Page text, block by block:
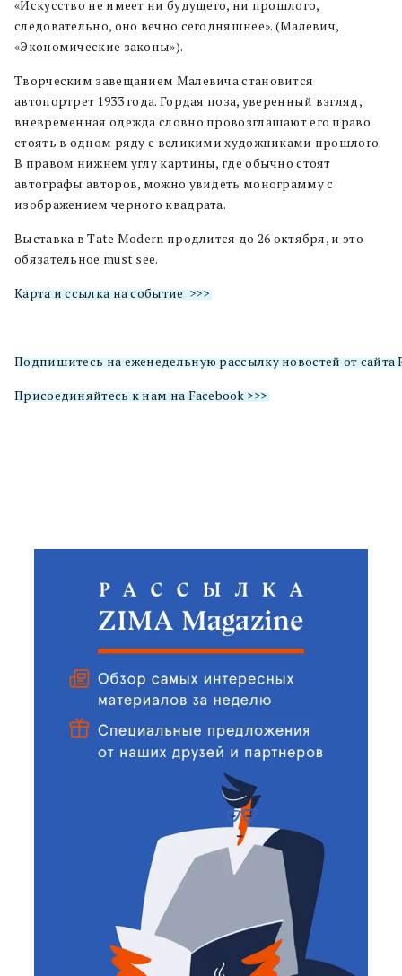
«Искусство не имеет ни будущего, ни прошлого,
следовательно, оно вечно сегодняшнее». (Малевич,
«Экономические законы»).
Творческим завещанием Малевича становится
автопортрет 1933 года. Гордая поза, уверенный взгляд,
вневременная одежда словно провозглашают его право
стоять в одном ряду с великими художниками прошлого.
В правом нижнем углу картины, где обычно стоят
автографы авторов, можно увидеть монограмму с
изображением черного квадрата.
Выставка в Tate Modern продлится до 26 октября, и это
обязательное must see.
Карта и ссылка на событие >>>
Подпишитесь на еженедельную рассылку новостей от сайта
Присоединяйтесь к нам на Facebook >>>